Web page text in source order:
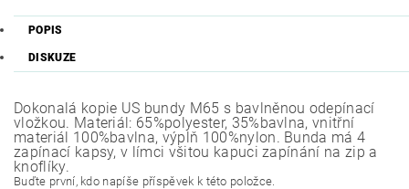
POPIS
DISKUZE
Dokonalá kopie US bundy M65 s bavlněnou odepínací
vložkou. Materiál: 65%polyester, 35%bavlna, vnitřní
materiál 100%bavlna, výplň 100%nylon. Bunda má 4
zapínací kapsy, v límci všitou kapuci zapínání na zip a
knoflíky.
Buďte první, kdo napíše příspěvek k této položce.